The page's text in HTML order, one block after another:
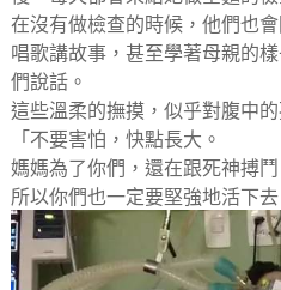
在沒有做檢查的時候，他們也
唱歌講故事，甚至學著母親的
們說話。
這些溫柔的撫摸，似乎對腹中的
「不要害怕，快點長大。
媽媽為了你們，還在跟死神搏鬥
所以你們也一定要堅強地活下去